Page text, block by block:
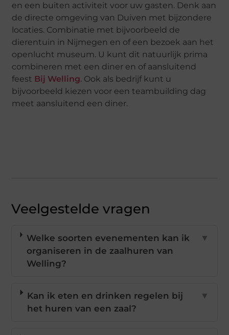
en een buiten activiteit voor uw gasten. Denk aan
de directe omgeving van Duiven met bijzondere
locaties. Combinatie met bijvoorbeeld de
dierentuin in Nijmegen en of een bezoek aan het
openlucht museum. U kunt dit natuurlijk prima
combineren met een diner en of aansluitend
feest Bij Welling. Ook als bedrijf kunt u
bijvoorbeeld kiezen voor een teambuilding dag
meet aansluitend een diner.
Veelgestelde vragen
Welke soorten evenementen kan ik
organiseren in de zaalhuren van
Welling?
▼
Kan ik eten en drinken regelen bij
het huren van een zaal?
▼